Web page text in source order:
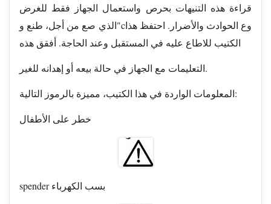
قراءة هذه التنيهات بحرص واستعمال الجهاز فقط للغرض
الذي صع من أجل، طنع و"cوع الحوادث والأضرار. احتفظ هذا
الكتيب للاطاع عليه في المستقبل وعند الحاجة. أفقق هذه
التعليمات مع الجهاز في حالة بيعه أو إهدانه للغير.
المعلومات الواردة في هذا الكتيب، مميزة بالرموز التالية:
خطر على الأطفال
spender بسب الكهرباء